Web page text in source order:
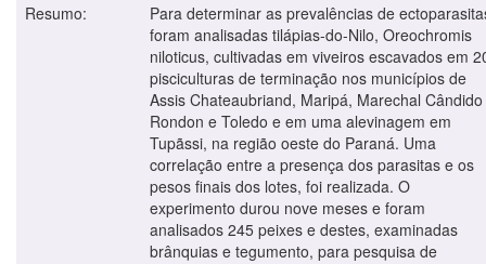
Resumo:
Para determinar as prevalências de
foram analisadas tilápias-do-Nilo, Oreochromis
niloticus, cultivadas em viveiros escavados em
pisciculturas de terminação nos municípios de
Assis Chateaubriand, Maripá, Marechal Cândido
Rondon e Toledo e em uma alevinagem em
Tupãssi, na região oeste do Paraná. Uma
correlação entre a presença dos parasitas e os
pesos finais dos lotes, foi realizada. O
experimento durou nove meses e foram
analisados 245 peixes e destes, examinadas
brânquias e tegumento, para pesquisa de